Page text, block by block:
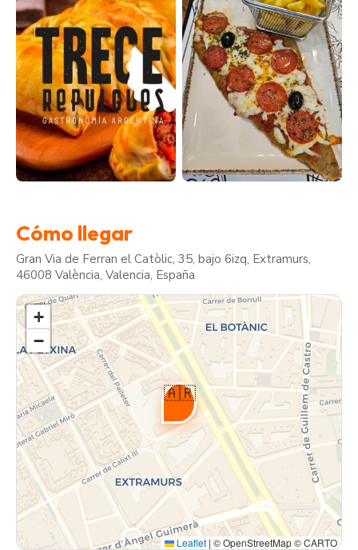
Cómo llegar
Gran Via de Ferran el Catòlic, 35, bajo 6izq, Extramurs,
46008 València, Valencia, España
🇦🇷
+
−
Leaflet | © OpenStreetMap © CARTO